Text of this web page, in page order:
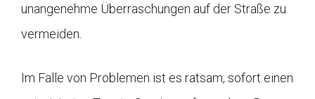
unangenehme Überraschungen auf der Straße zu
vermeiden.
Im Falle von Problemen ist es ratsam, sofort einen